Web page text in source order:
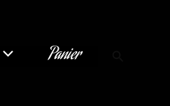
Panier